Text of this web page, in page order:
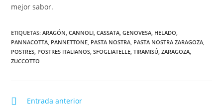
mejor sabor.
ETIQUETAS:ARAGÓN, CANNOLI, CASSATA, GENOVESA, HELADO,
PANNACOTTA, PANNETTONE, PASTA NOSTRA, PASTA NOSTRA ZARAGOZA,
POSTRES, POSTRES ITALIANOS, SFOGLIATELLE, TIRAMISÚ, ZARAGOZA,
ZUCCOTTO
LEER Entrada anterior